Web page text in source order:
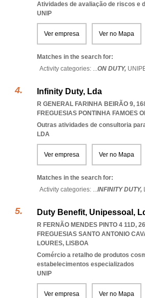
Atividades de avaliação de riscos e
UNIP
Ver empresa Ver no Mapa
Matches in the search for:
Activity categories: ...ON DUTY,
Infinity Duty, Lda
R GENERAL FARINHA BEIRÃO 9,
FREGUESIAS PONTINHA FAMOES
Outras atividades de consultoria
LDA
Ver empresa Ver no Mapa
Matches in the search for:
Activity categories: ...INFINITY DUTY,
Duty Benefit, Unipessoal,
R FERNÃO MENDES PINTO 4 11D,
FREGUESIAS SANTO ANTONIO
LOURES, LISBOA
Comércio a retalho de produtos
estabelecimentos especializados
UNIP
Ver empresa Ver no Mapa